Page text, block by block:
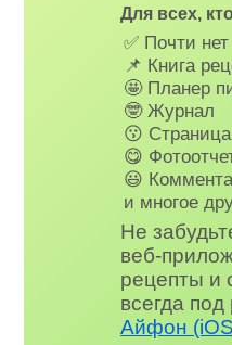
Для всех,
✅ Почти
📌 Книга
🤩 Планер
🤓 Журнал
😗
😋
😃
и многое
Не
веб-
рецепты и
всегда под
Айфон